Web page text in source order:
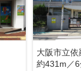
大阪市立依
約431m／